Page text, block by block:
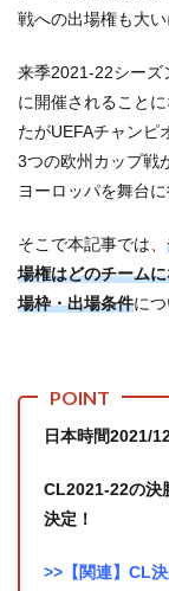
戦への出場権も大
来季2021-22シーズ
に開催されること
たがUEFAチャンピ
3つの欧州カップ戦
ヨーロッパを舞台
そこで本記事では、
場権はどのチーム
場枠・出場条件に
日本時間2021/
CL2021-22の決
決定！
>>【関連】CL